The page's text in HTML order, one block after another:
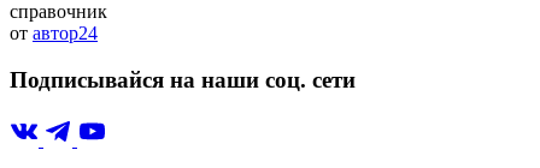
справочник
от автор24
Подписывайся на наши соц. сети